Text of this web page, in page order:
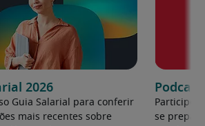
2026
Guia Salarial para conferir
mais recentes sobre
Participe
se